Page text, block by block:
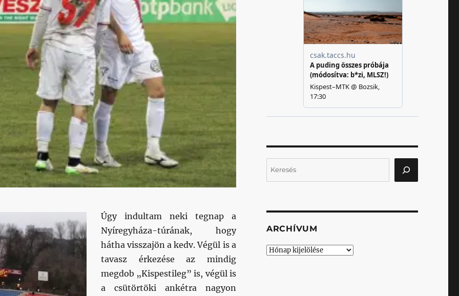
Úgy indultam neki tegnap a
Nyíregyháza-túrának, hogy
hátha visszajön a kedv. Végül is a
tavasz érkezése az mindig
megdob „Kispestileg” is, végül is
a csütörtöki ankétra nagyon
ARCHÍVUM
Archívum